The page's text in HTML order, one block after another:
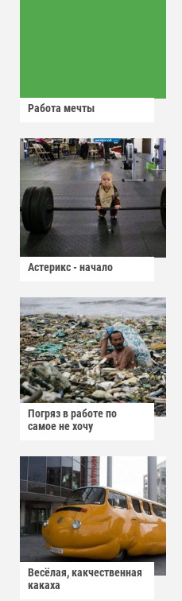
Работа мечты
Астерикс - начало
Погряз в работе по
самое не хочу
Весёлая, какчественная
какаха